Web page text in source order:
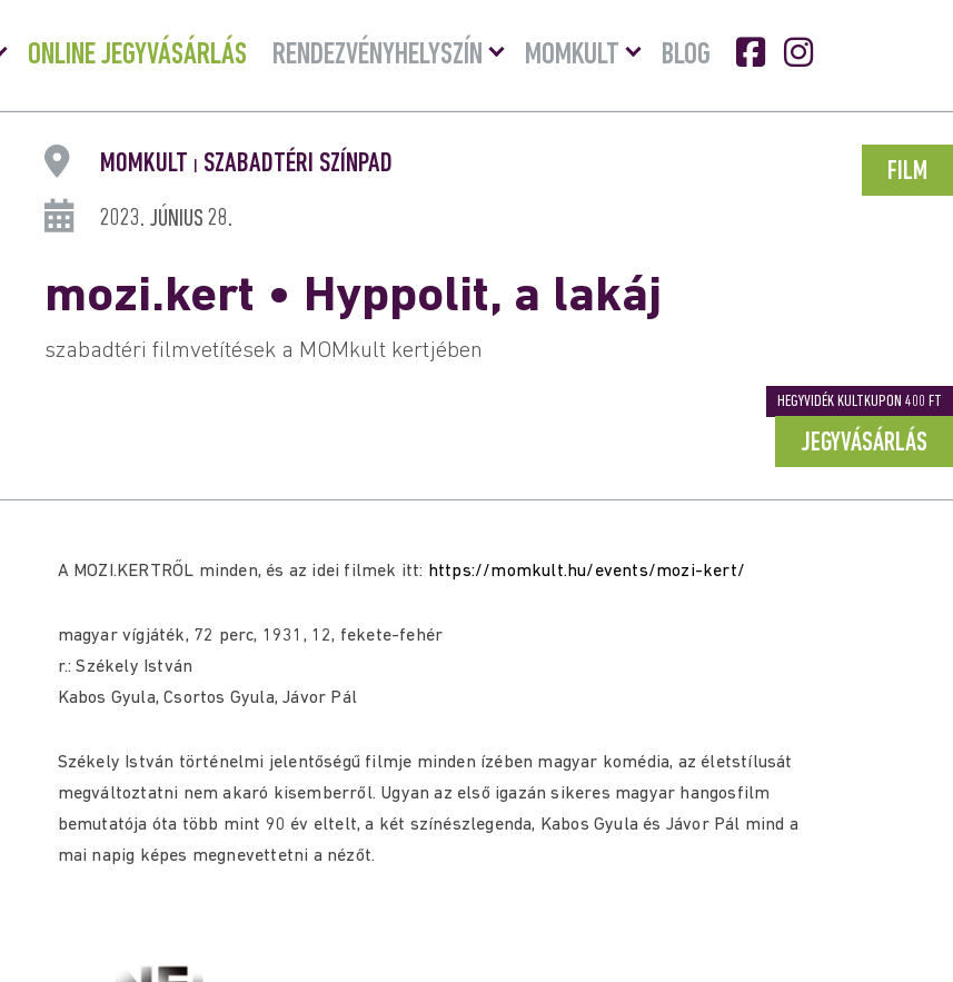
Menü
lenyitása
ONLINE JEGYVÁSÁRLÁS RENDEZVÉNYHELYSZÍN
Menü
lenyitásaMOMKULT
Menü
lenyitása
BLOG
FILM
MOMKULT SZABADTÉRI SZÍNPAD
2023. JÚNIUS 28.
mozi.kert • Hyppolit, a lakáj
szabadtéri filmvetítések a MOMkult kertjében
HEGYVIDÉK KULTKUPON 400 FT
JEGYVÁSÁRLÁS
A MOZI.KERTRŐL minden, és az idei filmek itt: https://momkult.hu/events/mozi-kert/
magyar vígjáték, 72 perc, 1931, 12, fekete-fehér
r.: Székely István
Kabos Gyula, Csortos Gyula, Jávor Pál
Székely István történelmi jelentőségű filmje minden ízében magyar komédia, az életstílusát
megváltoztatni nem akaró kisemberről. Ugyan az első igazán sikeres magyar hangosfilm
bemutatója óta több mint 90 év eltelt, a két színészlegenda, Kabos Gyula és Jávor Pál mind a
mai napig képes megnevettetni a nézőt.